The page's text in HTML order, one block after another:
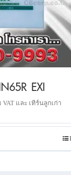
EXI
และ เทิร์นลูกเก่า